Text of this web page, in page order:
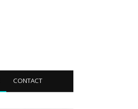
CONTACT